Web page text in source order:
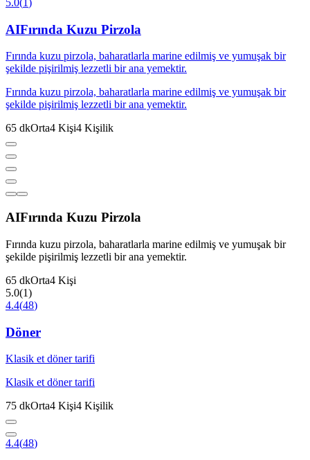
5.0(1)
AIFırında Kuzu Pirzola
Fırında kuzu pirzola, baharatlarla marine edilmiş ve yumuşak bir
şekilde pişirilmiş lezzetli bir ana yemektir.
Fırında kuzu pirzola, baharatlarla marine edilmiş ve yumuşak bir
şekilde pişirilmiş lezzetli bir ana yemektir.
65 dkOrta4 Kişi4 Kişilik
AIFırında Kuzu Pirzola
Fırında kuzu pirzola, baharatlarla marine edilmiş ve yumuşak bir
şekilde pişirilmiş lezzetli bir ana yemektir.
65 dkOrta4 Kişi
5.0(1)
4.4(48)
Döner
Klasik et döner tarifi
Klasik et döner tarifi
75 dkOrta4 Kişi4 Kişilik
4.4(48)